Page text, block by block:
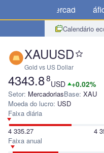
Mercados
Calendário
XAUUSD
Gold vs US Dollar
4343.88
USD +0.02%
Setor: MercadoriasBase: XAU
Moeda do lucro: USD
Faixa diária
4 335.27
4
Faixa anual